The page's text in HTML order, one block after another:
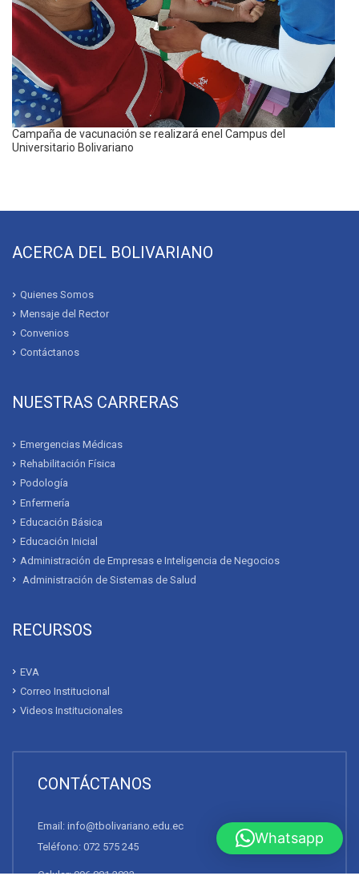
Campaña de vacunación se realizará enel Campus del
Universitario Bolivariano
ACERCA DEL BOLIVARIANO
Quienes Somos
Mensaje del Rector
Convenios
Contáctanos
NUESTRAS CARRERAS
Emergencias Médicas
Rehabilitación Física
Podología
Enfermería
Educación Básica
Educación Inicial
Administración de Empresas e Inteligencia de Negocios
Administración de Sistemas de Salud
RECURSOS
EVA
Correo Institucional
Videos Institucionales
CONTÁCTANOS
Email: info@tbolivariano.edu.ec
Teléfono: 072 575 245
Celular: 096 881 2823
Whatsapp